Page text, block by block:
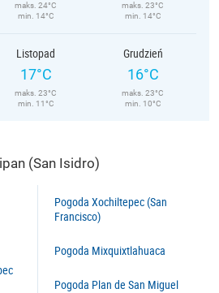
maks. 24°C
min. 14°C
maks. 23°C
min. 14°C
Listopad
17°C
maks. 23°C
min. 11°C
Grudzień
16°C
maks. 23°C
min. 10°C
(San Isidro)
Pogoda Xochiltepec (San
Francisco)
Pogoda Mixquixtlahuaca
Pogoda Plan de San Miguel